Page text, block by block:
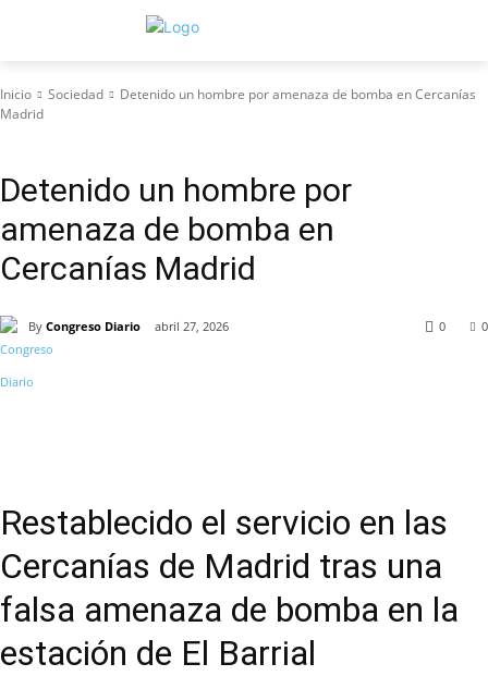
Inicio Sociedad
Detenido un hombre por amenaza de bomba en Cercanías
Madrid
Detenido un hombre por
amenaza de bomba en
Cercanías Madrid
By Congreso Diario abril 27, 2026 0
0
Restablecido el servicio en las
Cercanías de Madrid tras una
falsa amenaza de bomba en la
estación de El Barrial